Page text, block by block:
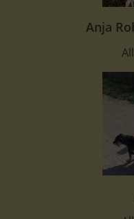
Anja